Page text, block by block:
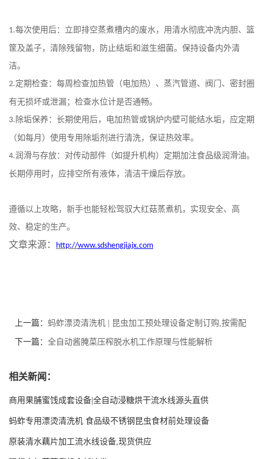
1.每次使用后：立即排空蒸煮槽内的废水，用清水彻底冲洗内胆、篮
筐及盖子，清除残留物，防止结垢和滋生细菌。保持设备内外清
洁。
2.定期检查：每周检查加热管（电加热）、蒸汽管道、阀门、密封圈
有无损坏或泄漏；检查水位计是否通畅。
3. 除垢保养：长期使用后，电加热管或锅炉内壁可能结水垢，应定期
（如每月）使用专用除垢剂进行清洗，保证热效率。
4.润滑与存放：对传动部件（如提升机构）定期加注食品级润滑油。
长期停用时，应排空所有液体，清洁干燥后存放。
遵循以上攻略，新手也能轻松驾驭大红菇蒸煮机，实现安全、高
效、稳定的生产。
文章来源： http://www.sdshengjiajx.com
上一篇： 蚂蚱漂烫清洗机 | 昆虫加工预处理设备定制订购,按需配
置
下一篇： 全自动酱腌菜压榨脱水机工作原理与性能解析
相关新闻：
商用果脯蜜饯成套设备|全自动浸糖烘干流水线源头直供
蚂蚱专用漂烫清洗机 食品级不锈钢昆虫食材前处理设备
原装清水藕片加工流水线设备,现货供应